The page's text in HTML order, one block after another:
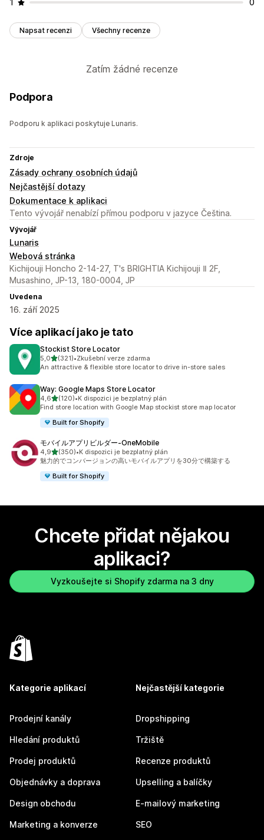
1 0
Napsat recenzi Všechny recenze
Zatím žádné recenze
Podpora
Podporu k aplikaci poskytuje Lunaris.
Zdroje
Zásady ochrany osobních údajů
Nejčastější dotazy
Dokumentace k aplikaci
Tento vývojář nenabízí přímou podporu v jazyce Čeština.
Vývojář
Lunaris
Webová stránka
Kichijouji Honcho 2-14-27, T's BRIGHTIA Kichijouji Ⅱ 2F,
Musashino, JP-13, 180-0004, JP
Uvedena
16. září 2025
Více aplikací jako je tato
Stockist Store Locator
5,0z 5 hvězd
(321)
Celkový počet recenzí: 321
•Zkušební verze zdarma
An attractive & flexible store locator to drive in-store sales
Way: Google Maps Store Locator
4,6z 5 hvězd
(120)
Celkový počet recenzí: 120
•K dispozici je bezplatný plán
Find store location with Google Map stockist store map locator
Built for Shopify
モバイルアプリビルダー‑OneMobile
4,9z 5 hvězd
(350)
Celkový počet recenzí: 350
•K dispozici je bezplatný plán
魅力的でコンバージョンの高いモバイルアプリを30分で構築する
Built for Shopify
Chcete přidat nějakou
aplikaci?
Vyzkoušejte si Shopify zdarma na 3 dny
Kategorie aplikací
Prodejní kanály
Hledání produktů
Prodej produktů
Objednávky a doprava
Design obchodu
Marketing a konverze
Nejčastější kategorie
Dropshipping
Tržiště
Recenze produktů
Upselling a balíčky
E-mailový marketing
SEO